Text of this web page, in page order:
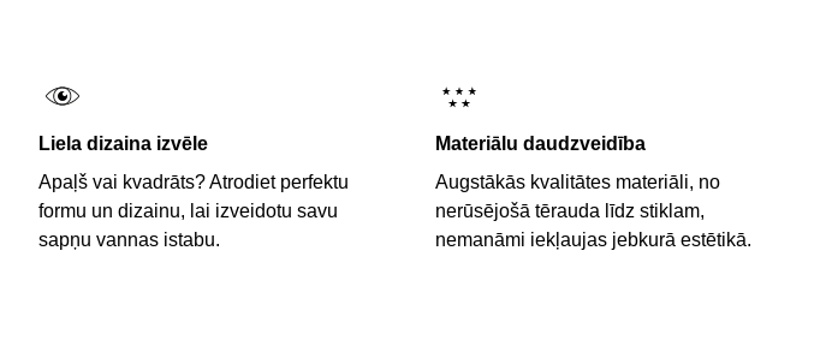
Liela dizaina izvēle
Apaļš vai kvadrāts? Atrodiet perfektu
formu un dizainu, lai izveidotu savu
sapņu vannas istabu.
Materiālu daudzveidība
Augstākās kvalitātes materiāli, no
nerūsējošā tērauda līdz stiklam,
nemanāmi iekļaujas jebkurā estētikā.